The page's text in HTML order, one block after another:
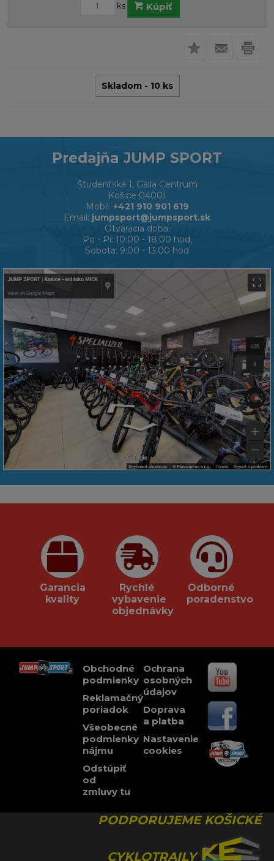
ks Kúpiť
Skladom - 10 ks
Predajňa JUMP SPORT
Študentská 1, Galla Centrum
Košice 04001
Mobil: +421 910 901 619
Email: jumpsport@jumpsport.sk
Otváracia doba:
Po - Pi: 10:00 - 18:00 hod,
Sobota: 9:00 - 13:00 hod
Garancia
kvality
Rychlé
vybavenie
objednávky
Odborné
poradenstvo
Obchodné
podmienky
Reklamačný
poriadok
Všeobecné
podmienky
nájmu
Odstúpiť
od
zmluvy tu
Ochrana
osobných
údajov
Doprava
a platba
Nastavenie
cookies
PODPORUJEME KOŠICKÉ
CYKLOTRAILY